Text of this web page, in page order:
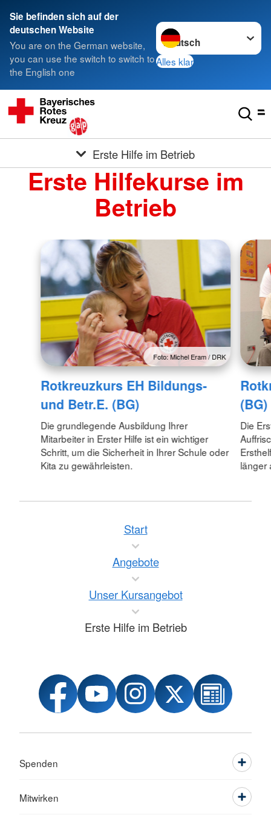
Sie befinden sich auf der
deutschen Website
You are on the German website,
you can use the switch to switch to
the English one
Sprache wechseln zu
Alles klar
Erste Hilfe im Betrieb
Erste Hilfekurse im
Betrieb
Foto: Michel Eram / DRK
Rotkreuzkurs EH Bildungs-
und Betr.E. (BG)
Die grundlegende Ausbildung Ihrer
Mitarbeiter in Erster Hilfe ist ein wichtiger
Schritt, um die Sicherheit in Ihrer Schule oder
Kita zu gewährleisten.
(BG)
Die
länger
Start
Angebote
Unser Kursangebot
Erste Hilfe im Betrieb
Spenden
Mitwirken